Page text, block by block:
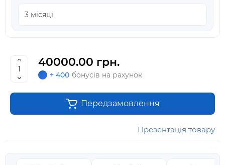
40000.00 грн.
+ 400 бонусів на рахунок
Передзамовлення
Презентація товару